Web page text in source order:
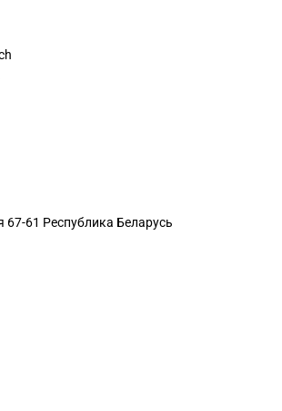
67-61 Республика Беларусь